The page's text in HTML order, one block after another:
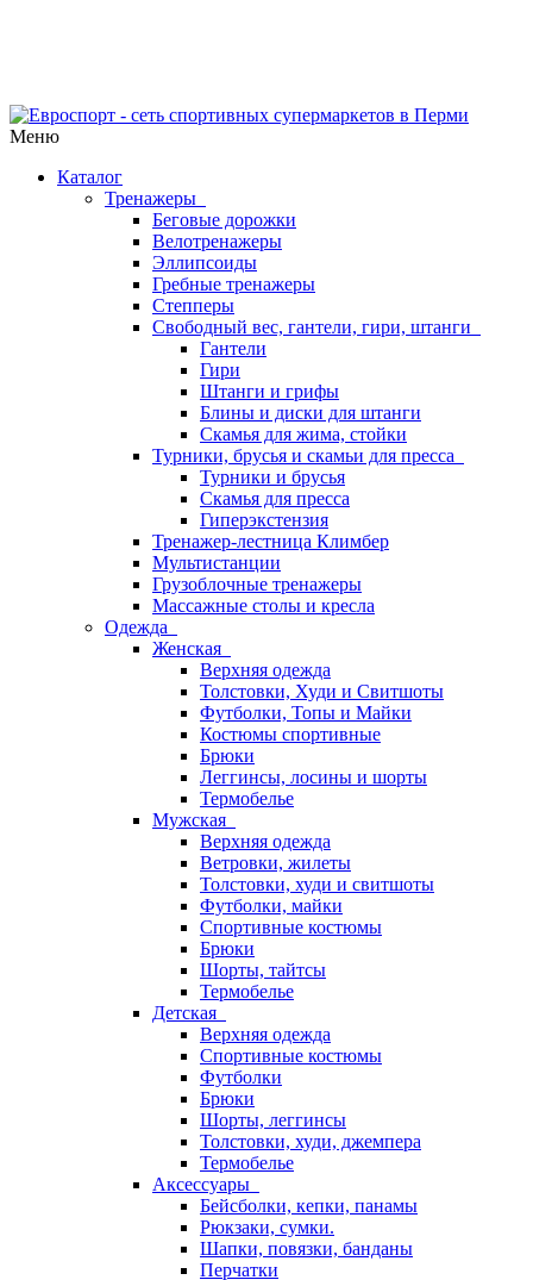
Меню
Каталог
Тренажеры
Беговые дорожки
Велотренажеры
Эллипсоиды
Гребные тренажеры
Степперы
Свободный вес, гантели, гири, штанги
Гантели
Гири
Штанги и грифы
Блины и диски для штанги
Скамья для жима, стойки
Турники, брусья и скамьи для пресса
Турники и брусья
Скамья для пресса
Гиперэкстензия
Тренажер-лестница Климбер
Мультистанции
Грузоблочные тренажеры
Массажные столы и кресла
Одежда
Женская
Верхняя одежда
Толстовки, Худи и Свитшоты
Футболки, Топы и Майки
Костюмы спортивные
Брюки
Леггинсы, лосины и шорты
Термобелье
Мужская
Верхняя одежда
Ветровки, жилеты
Толстовки, худи и свитшоты
Футболки, майки
Спортивные костюмы
Брюки
Шорты, тайтсы
Термобелье
Детская
Верхняя одежда
Спортивные костюмы
Футболки
Брюки
Шорты, леггинсы
Толстовки, худи, джемпера
Термобелье
Аксессуары
Бейсболки, кепки, панамы
Рюкзаки, сумки.
Шапки, повязки, банданы
Перчатки